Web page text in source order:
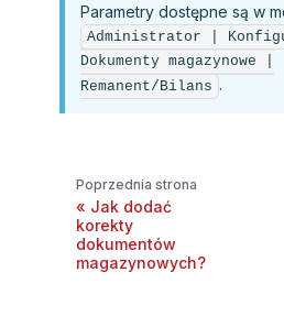
Parametry dostępne są w
Administrator |
Dokumenty magazynowe |
Remanent/Bilans .
Poprzednia strona
Jak dodać
korekty
dokumentów
magazynowych?